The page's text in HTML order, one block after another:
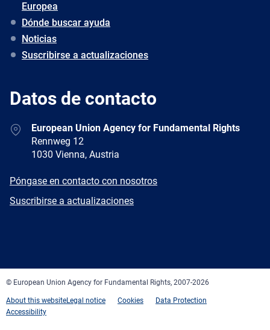
Europea
Dónde buscar ayuda
Noticias
Suscribirse a actualizaciones
Datos de contacto
AddressEuropean Union Agency for Fundamental Rights
Rennweg 12
1030 Vienna, Austria
E-
Póngase en contacto con nosotros
Newsletter
Suscribirse a actualizaciones
© European Union Agency for Fundamental Rights, 2007-2026
About this websiteLegal notice Cookies
Data Protection
Accessibility